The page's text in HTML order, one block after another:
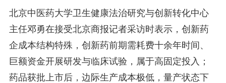
北京中医药大学卫生健康法治研究与创新转化中心
主任邓勇在接受北京商报记者采访时表示，创新药
企成本结构特殊，创新药前期需耗费十余年时间、
巨额资金开展研发与临床试验，属于高固定投入；
药品获批上市后，边际生产成本极低，量产状态下